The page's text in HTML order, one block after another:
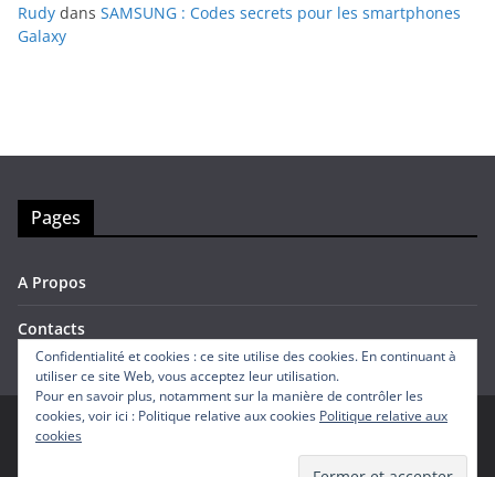
Rudy dans SAMSUNG : Codes secrets pour les smartphones
Galaxy
Pages
A Propos
Contacts
. Tous droits réservés.
Confidentialité et cookies : ce site utilise des cookies. En continuant à
utiliser ce site Web, vous acceptez leur utilisation.
Pour en savoir plus, notamment sur la manière de contrôler les
cookies, voir ici : Politique relative aux cookies Politique relative aux
cookies